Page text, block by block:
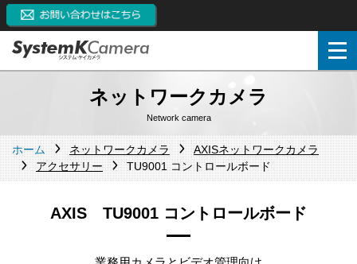
ネットワークカメラ
Network camera
ホーム ネットワークカメラ
AXISネットワークカメラ
アクセサリー
TU9001 コントロールボード
AXIS TU9001 コントロールボード